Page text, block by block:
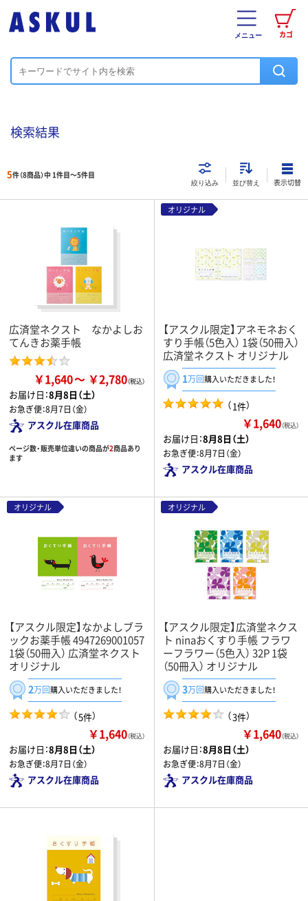
カゴ
メニュー
検索結果
5件（8商品）中 1件目～5件目
絞り込み 並び替え 表示切替
広済堂ネクスト なかよしお
てんきお薬手帳
￥1,640 ￥2,780
お届け日：8月8日（土）
お急ぎ便：8月7日（金）
アスクル在庫商品
ページ数・販売単位違いの商品が2商品あり
ます
オリジナル
【アスクル限定】アネモネおく
すり手帳（5色入） 1袋（50冊入）
広済堂ネクスト オリジナル
1万回購入いただきました！
（1件）
￥1,640（税込）
お届け日：8月8日（土）
お急ぎ便：8月7日（金）
アスクル在庫商品
オリジナル
【アスクル限定】なかよしブラ
ックお薬手帳 4947269001057
1袋（50冊入） 広済堂ネクスト
オリジナル
2万回購入いただきました！
（5件）
￥1,640（税込）
お届け日：8月8日（土）
お急ぎ便：8月7日（金）
アスクル在庫商品
オリジナル
【アスクル限定】広済堂ネクス
ト ninaおくすり手帳 フラワ
ーフラワー（5色入） 32P 1袋
（50冊入） オリジナル
3万回購入いただきました！
（3件）
￥1,640（税込）
お届け日：8月8日（土）
お急ぎ便：8月7日（金）
アスクル在庫商品